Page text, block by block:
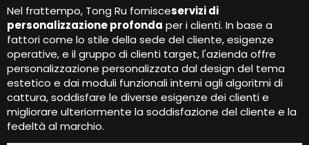
Nel frattempo, Tong Ru fornisceservizi di
personalizzazione profonda per i clienti. In base a
fattori come lo stile della sede del cliente, esigenze
operative, e il gruppo di clienti target, l'azienda offre
personalizzazione personalizzata dal design del tema
estetico e dai moduli funzionali interni agli algoritmi di
cattura, soddisfare le diverse esigenze dei clienti e
migliorare ulteriormente la soddisfazione del cliente e la
fedeltà al marchio.